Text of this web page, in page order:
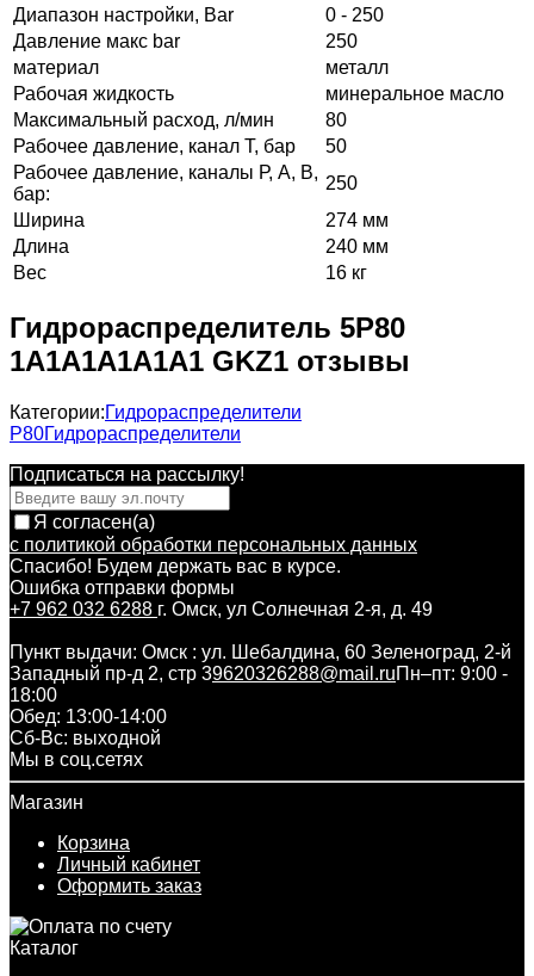
Диапазон настройки, Bar
0 - 250
Давление макс bar
250
материал
металл
Рабочая жидкость
минеральное масло
Максимальный расход, л/мин
80
Рабочее давление, канал Т, бар
50
Рабочее давление, каналы Р, А, В,
бар:
250
Ширина
274 мм
Длина
240 мм
Вес
16 кг
Гидрораспределитель 5Р80
1А1А1А1А1А1 GKZ1 отзывы
Категории:Гидрораспределители
Р80Гидрораспределители
Подписаться на рассылкy!
Я согласен(a)
с политикой обработки персональных данных
Спасибо! Будем держать вас в курсе.
Ошибка отправки формы
+7 962 032 6288 г. Омск, ул Солнечная 2-я, д. 49
Пункт выдачи: Омск : ул. Шебалдина, 60 Зеленоград, 2-й
Западный пр-д 2, стр 39620326288@mail.ruПн–пт: 9:00 -
18:00
Обед: 13:00-14:00
Cб-Вс: выходной
Мы в соц.сетях
Магазин
Корзина
Личный кабинет
Оформить заказ
Каталог